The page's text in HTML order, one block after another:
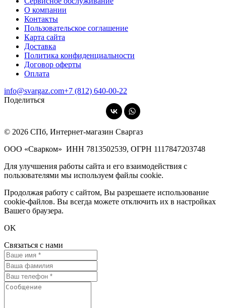
О компании
Контакты
Пользовательское соглашение
Карта сайта
Доставка
Политика конфиденциальности
Договор оферты
Оплата
info@svargaz.com+7 (812) 640‑00‑22
Поделиться
© 2026 СПб, Интернет-магазин Сваргаз
ООО «Сварком» ИНН 7813502539, ОГРН 1117847203748
Для улучшения работы сайта и его взаимодействия с
пользователями мы используем файлы cookie.
Продолжая работу с сайтом, Вы разрешаете использование
cookie-файлов. Вы всегда можете отключить их в настройках
Вашего браузера.
OK
Связаться с нами